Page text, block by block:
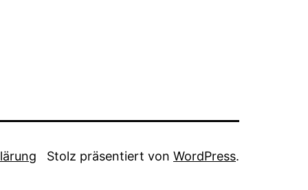
Stolz präsentiert von WordPress.